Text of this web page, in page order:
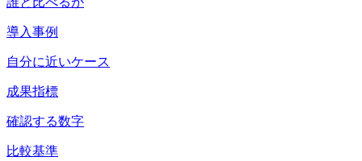
導入事例
自分に近いケース
成果指標
確認する数字
比較基準